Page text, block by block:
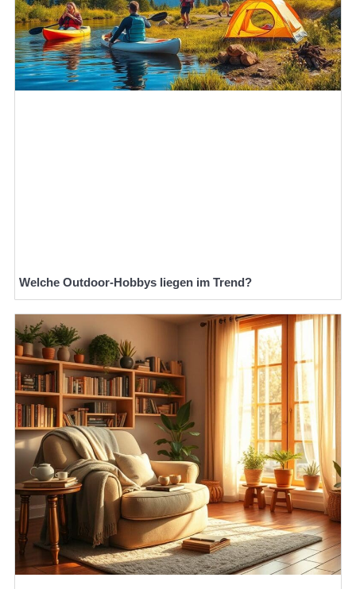
Welche Outdoor-Hobbys liegen im Trend?